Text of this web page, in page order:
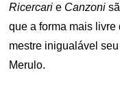
Ricercarie Canzoni
que a forma mais livre
mestre inigualável
Merulo.